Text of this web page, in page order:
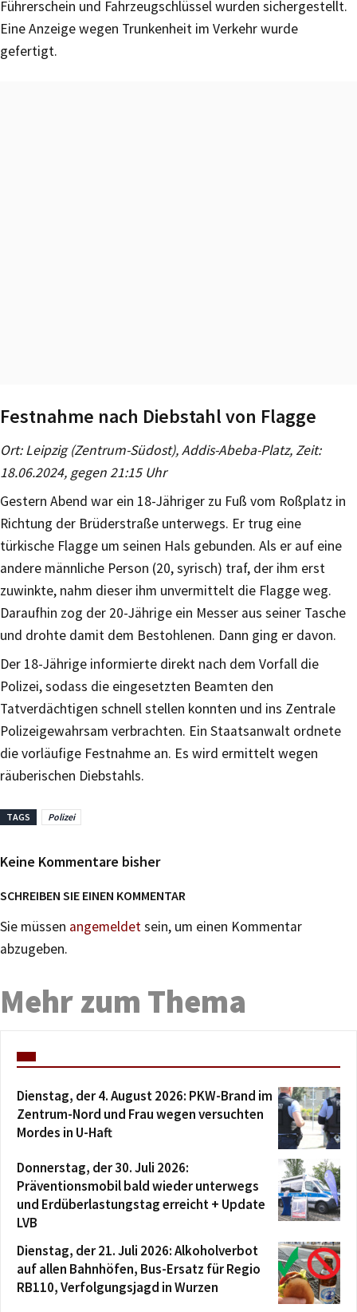
Führerschein und Fahrzeugschlüssel wurden sichergestellt.
Eine Anzeige wegen Trunkenheit im Verkehr wurde
gefertigt.
Festnahme nach Diebstahl von Flagge
Ort: Leipzig (Zentrum-Südost), Addis-Abeba-Platz, Zeit:
18.06.2024, gegen 21:15 Uhr
Gestern Abend war ein 18-Jähriger zu Fuß vom Roßplatz in
Richtung der Brüderstraße unterwegs. Er trug eine
türkische Flagge um seinen Hals gebunden. Als er auf eine
andere männliche Person (20, syrisch) traf, der ihm erst
zuwinkte, nahm dieser ihm unvermittelt die Flagge weg.
Daraufhin zog der 20-Jährige ein Messer aus seiner Tasche
und drohte damit dem Bestohlenen. Dann ging er davon.
Der 18-Jährige informierte direkt nach dem Vorfall die
Polizei, sodass die eingesetzten Beamten den
Tatverdächtigen schnell stellen konnten und ins Zentrale
Polizeigewahrsam verbrachten. Ein Staatsanwalt ordnete
die vorläufige Festnahme an. Es wird ermittelt wegen
räuberischen Diebstahls.
TAGS Polizei
Keine Kommentare bisher
SCHREIBEN SIE EINEN KOMMENTAR
Sie müssen angemeldetsein, um einen Kommentar
abzugeben.
Mehr zum Thema
Dienstag, der 4. August 2026: PKW-Brand im
Zentrum-Nord und Frau wegen versuchten
Mordes in U-Haft
Donnerstag, der 30. Juli 2026:
Präventionsmobil bald wieder unterwegs
und Erdüberlastungstag erreicht + Update
LVB
Dienstag, der 21. Juli 2026: Alkoholverbot
auf allen Bahnhöfen, Bus-Ersatz für Regio
RB110, Verfolgungsjagd in Wurzen